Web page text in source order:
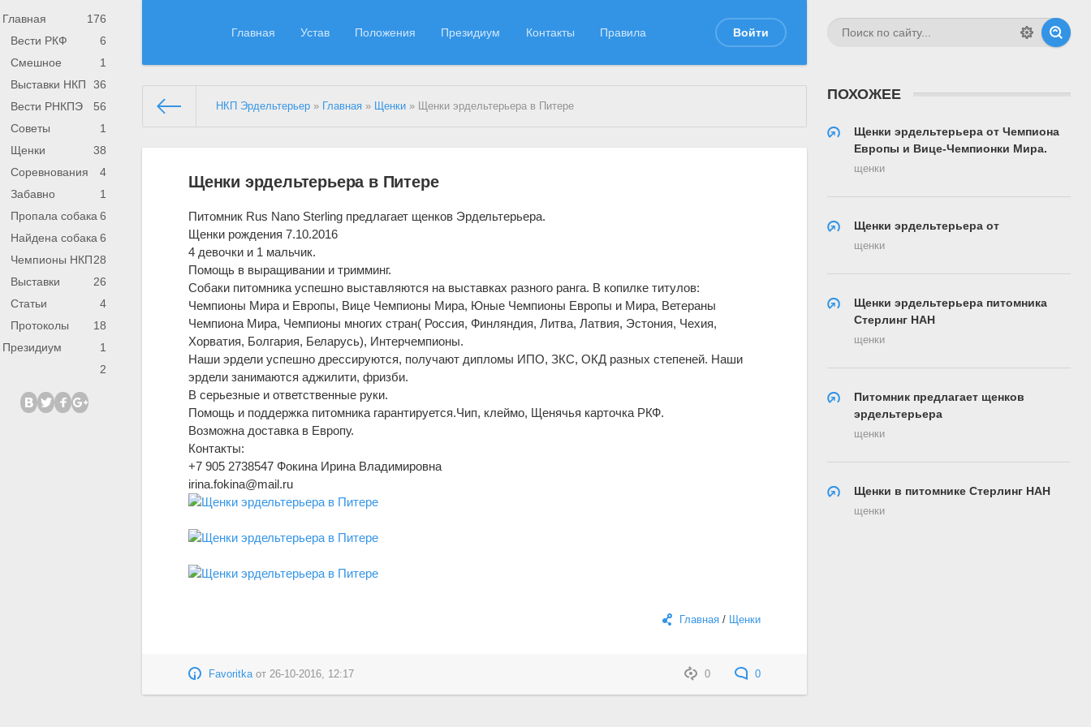
Главная Устав Положения Президиум Контакты Правила Войти
Главная
176
Вести РКФ
6
Смешное
1
Выставки НКП
36
Вести РНКПЭ
56
Советы
1
Щенки
38
Соревнования
4
Забавно
1
Пропала собака 6
Найдена собака 6
Чемпионы НКП28
Выставки
26
Статьи
4
Протоколы
18
Президиум
1
2
НКП Эрдельтерьер » Главная » Щенки » Щенки эрдельтерьера в Питере
Щенки эрдельтерьера в Питере
Питомник Rus Nano Sterling предлагает щенков Эрдельтерьера.
Щенки рождения 7.10.2016
4 девочки и 1 мальчик.
Помощь в выращивании и тримминг.
Собаки питомника успешно выставляются на выставках разного ранга. В копилке титулов:
Чемпионы Мира и Европы, Вице Чемпионы Мира, Юные Чемпионы Европы и Мира, Ветераны
Чемпиона Мира, Чемпионы многих стран( Россия, Финляндия, Литва, Латвия, Эстония, Чехия,
Хорватия, Болгария, Беларусь), Интерчемпионы.
Наши эрдели успешно дрессируются, получают дипломы ИПО, ЗКС, ОКД разных степеней. Наши
эрдели занимаются аджилити, фризби.
В серьезные и ответственные руки.
Помощь и поддержка питомника гарантируется.Чип, клеймо, Щенячья карточка РКФ.
Возможна доставка в Европу.
Контакты:
+7 905 2738547 Фокина Ирина Владимировна
irina.fokina@mail.ru
Главная/ Щенки
0 0
Favoritkaот26-10-2016, 12:17
ПОХОЖЕЕ
Щенки эрдельтерьера от Чемпиона
Европы и Вице-Чемпионки Мира.
щенки
Щенки эрдельтерьера от
щенки
Щенки эрдельтерьера питомника
Стерлинг НАН
щенки
Питомник предлагает щенков
эрдельтерьера
щенки
Щенки в питомнике Стерлинг НАН
щенки